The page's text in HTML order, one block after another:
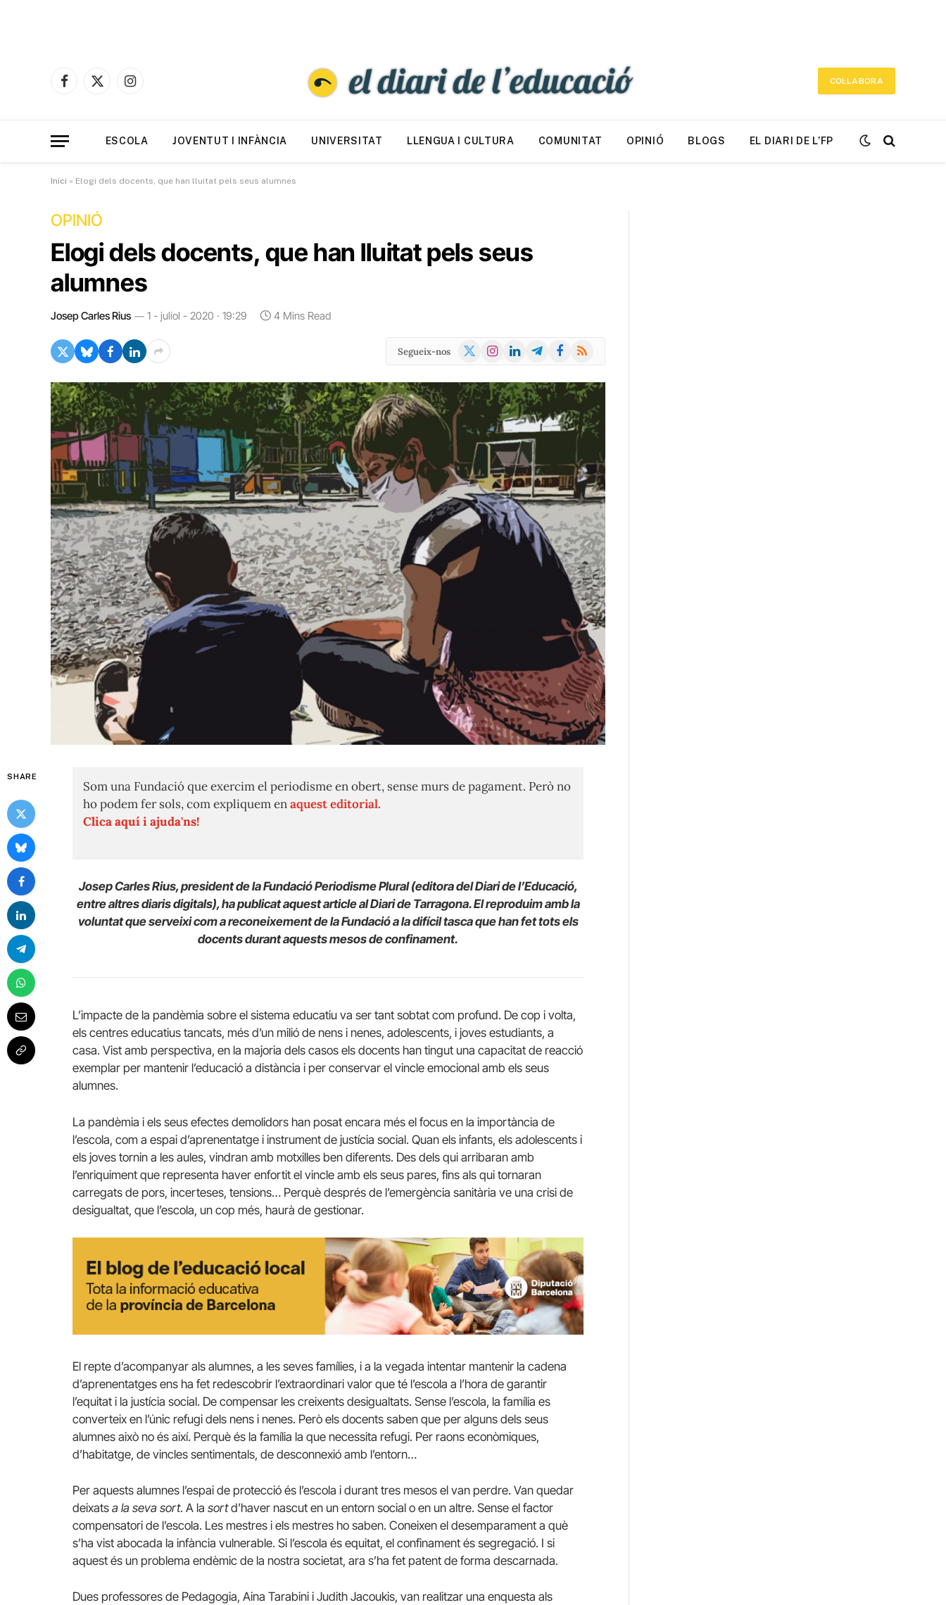
Facebook
X
Instagram
COL·LABORA
ESCOLA JOVENTUT I INFÀNCIA UNIVERSITAT LLENGUA I CULTURA COMUNITAT OPINIÓ BLOGS EL DIARI DE L’FP
Inici » Elogi dels docents, que han lluitat pels seus alumnes
OPINIÓ
Elogi dels docents, que han lluitat pels seus
alumnes
Josep Carles Rius 1 - juliol - 2020 · 19:29 4 Mins Read
Segueix-nos
X
Instagram
LinkedInTelegramFacebook
RSS
SHARE
Som una Fundació que exercim el periodisme en obert, sense murs de pagament. Però no
ho podem fer sols, com expliquem enaquest editorial.
Clica aquí i ajuda'ns!
Josep Carles Rius, president de la Fundació Periodisme Plural (editora del Diari de l’Educació,
entre altres diaris digitals), ha publicat aquest article al Diari de Tarragona. El reproduim amb la
voluntat que serveixi com a reconeixement de la Fundació a la difícil tasca que han fet tots els
docents durant aquests mesos de confinament.
L’impacte de la pandèmia sobre el sistema educatiu va ser tant sobtat com profund. De cop i volta,
els centres educatius tancats, més d’un milió de nens i nenes, adolescents, i joves estudiants, a
casa. Vist amb perspectiva, en la majoria dels casos els docents han tingut una capacitat de reacció
exemplar per mantenir l’educació a distància i per conservar el vincle emocional amb els seus
alumnes.
La pandèmia i els seus efectes demolidors han posat encara més el focus en la importància de
l’escola, com a espai d’aprenentatge i instrument de justícia social. Quan els infants, els adolescents i
els joves tornin a les aules, vindran amb motxilles ben diferents. Des dels qui arribaran amb
l’enriquiment que representa haver enfortit el vincle amb els seus pares, fins als qui tornaran
carregats de pors, incerteses, tensions… Perquè després de l’emergència sanitària ve una crisi de
desigualtat, que l’escola, un cop més, haurà de gestionar.
El repte d’acompanyar als alumnes, a les seves famílies, i a la vegada intentar mantenir la cadena
d’aprenentatges ens ha fet redescobrir l’extraordinari valor que té l’escola a l’hora de garantir
l’equitat i la justícia social. De compensar les creixents desigualtats. Sense l’escola, la família es
converteix en l’únic refugi dels nens i nenes. Però els docents saben que per alguns dels seus
alumnes això no és així. Perquè és la família la que necessita refugi. Per raons econòmiques,
d’habitatge, de vincles sentimentals, de desconnexió amb l’entorn…
Per aquests alumnes l’espai de protecció és l’escola i durant tres mesos el van perdre. Van quedar
deixats a la seva sort. A la sortd’haver nascut en un entorn social o en un altre. Sense el factor
compensatori de l’escola. Les mestres i els mestres ho saben. Coneixen el desemparament a què
s’ha vist abocada la infància vulnerable. Si l’escola és equitat, el confinament és segregació. I si
aquest és un problema endèmic de la nostra societat, ara s’ha fet patent de forma descarnada.
Dues professores de Pedagogia, Aina Tarabini i Judith Jacoukis, van realitzar una enquesta als